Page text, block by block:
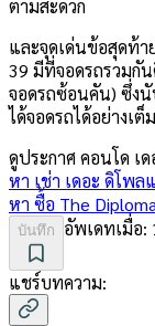
ตามสะดวก
และจุดเด่นข้อสุดท้า
39 มีที่จอดรถรวมกั
จอดรถซ้อนคัน) ซึ่ง
ได้จอดรถได้อย่างเต็
ดูประกาศ คอนโด เ
หา เช่า เดอะ ดิโพล
หา ซื้อ The
บันทึก อัพเดทเมื่อ:
แชร์บทความ: